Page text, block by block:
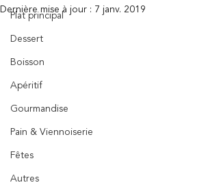
Plat principal
Dessert
Boisson
Apéritif
Gourmandise
Pain & Viennoiserie
Fêtes
Autres
Dernière mise à jour : 7 janv. 2019